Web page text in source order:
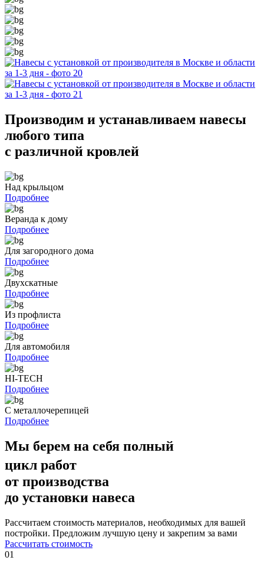
Производим и устанавливаем навесы
любого типа
с различной кровлей
Над крыльцом
Подробнее
Веранда к дому
Подробнее
Для загородного дома
Подробнее
Двухскатные
Подробнее
Из профлиста
Подробнее
Для автомобиля
Подробнее
HI-TECH
Подробнее
С металлочерепицей
Подробнее
Мы берем на себя полный
цикл работ
от производства
до установки навеса
Рассчитаем стоимость материалов, необходимых для вашей
постройки. Предложим лучшую цену и закрепим за вами
Рассчитать стоимость
01